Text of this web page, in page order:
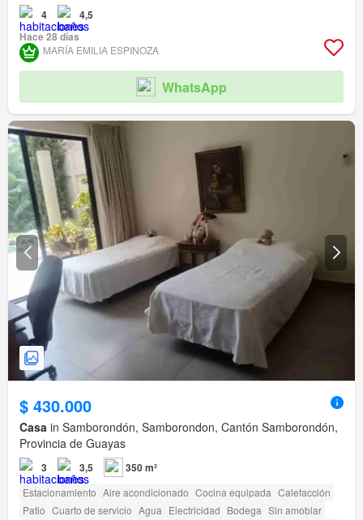
4
4,5
Hace 28 días
MARÍA EMILIA ESPINOZA
WhatsApp
$ 430.000
Casa in Samborondón, Samborondon, Cantón Samborondón,
Provincia de Guayas
3 3,5 350 m²
Estacionamiento Aire acondicionado Cocina equipada Calefacción
Patio Cuarto de servicio Agua Electricidad Bodega Sin amoblar